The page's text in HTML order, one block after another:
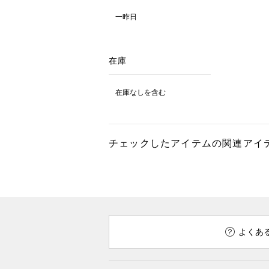
一昨日
在庫
在庫なしを含む
チェックしたアイテムの関連アイ
よくあ